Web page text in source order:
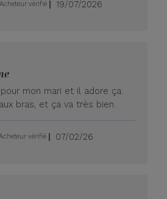
Acheteur vérifié
Date
19/07/2026
mon mari et il adore ça.
bras, et ça va très bien.
vérifié
Date
07/02/26